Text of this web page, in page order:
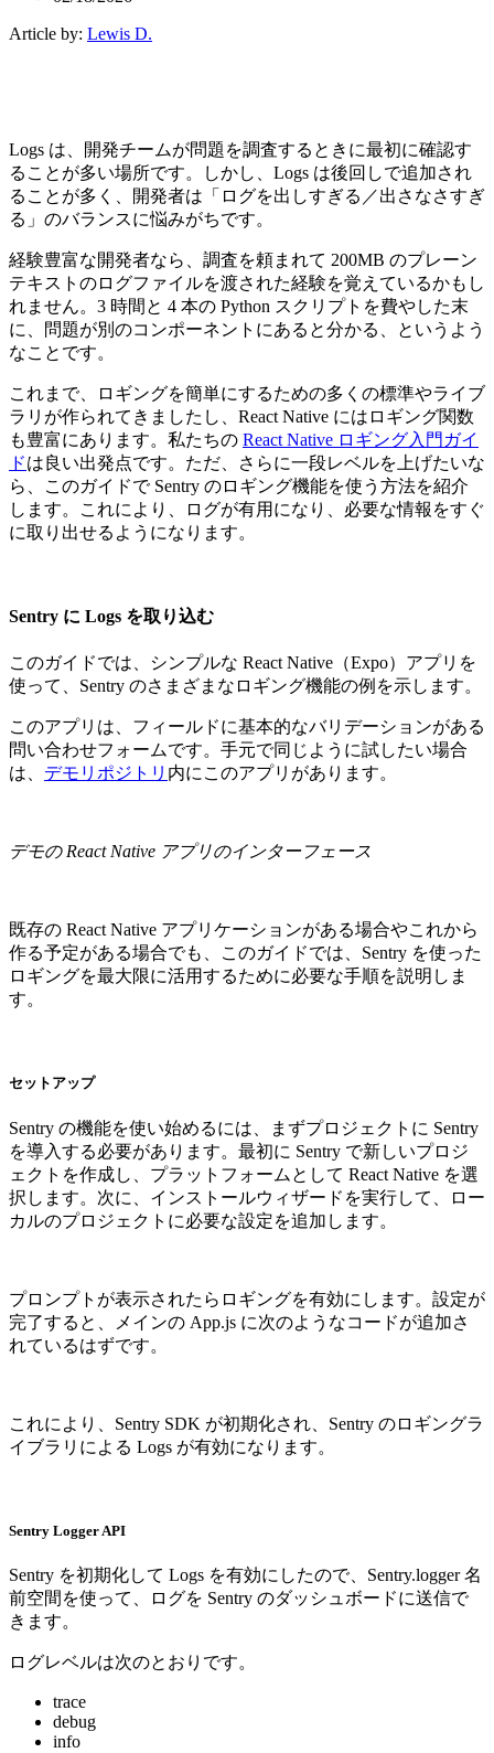
Article by: Lewis D.
Logs は、開発チームが問題を調査するときに最初に確認す
ることが多い場所です。しかし、Logs は後回しで追加され
ることが多く、開発者は「ログを出しすぎる／出さなさすぎ
る」のバランスに悩みがちです。
経験豊富な開発者なら、調査を頼まれて 200MB のプレーン
テキストのログファイルを渡された経験を覚えているかもし
れません。3 時間と 4 本の Python スクリプトを費やした末
に、問題が別のコンポーネントにあると分かる、というよう
なことです。
これまで、ロギングを簡単にするための多くの標準やライブ
ラリが作られてきましたし、React Native にはロギング関数
も豊富にあります。私たちの React Native ロギング入門ガイ
ドは良い出発点です。ただ、さらに一段レベルを上げたいな
ら、このガイドで Sentry のロギング機能を使う方法を紹介
します。これにより、ログが有用になり、必要な情報をすぐ
に取り出せるようになります。
Sentry に Logs を取り込む
このガイドでは、シンプルな React Native（Expo）アプリを
使って、Sentry のさまざまなロギング機能の例を示します。
このアプリは、フィールドに基本的なバリデーションがある
問い合わせフォームです。手元で同じように試したい場合
は、 デモリポジトリ 内にこのアプリがあります。
デモの React Native アプリのインターフェース
既存の React Native アプリケーションがある場合やこれから
作る予定がある場合でも、このガイドでは、Sentry を使った
ロギングを最大限に活用するために必要な手順を説明しま
す。
セットアップ
Sentry の機能を使い始めるには、まずプロジェクトに Sentry
を導入する必要があります。最初に Sentry で新しいプロジ
ェクトを作成し、プラットフォームとして React Native を選
択します。次に、インストールウィザードを実行して、ロー
カルのプロジェクトに必要な設定を追加します。
プロンプトが表示されたらロギングを有効にします。設定が
完了すると、メインの App.js に次のようなコードが追加さ
れているはずです。
これにより、Sentry SDK が初期化され、Sentry のロギングラ
イブラリによる Logs が有効になります。
Sentry Logger API
Sentry を初期化して Logs を有効にしたので、Sentry.logger 名
前空間を使って、ログを Sentry のダッシュボードに送信で
きます。
ログレベルは次のとおりです。
trace
debug
info